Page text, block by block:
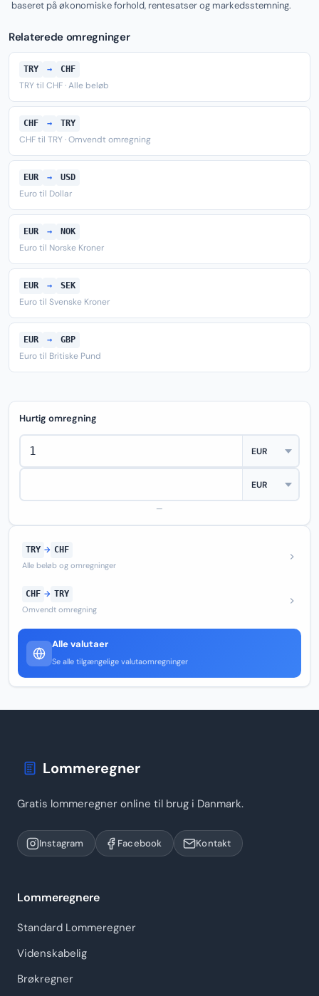
baseret på økonomiske forhold, rentesatser og markedsstemning.
Relaterede omregninger
TRY → CHF
TRY til CHF · Alle beløb
CHF → TRY
CHF til TRY · Omvendt omregning
EUR → USD
Euro til Dollar
EUR → NOK
Euro til Norske Kroner
EUR → SEK
Euro til Svenske Kroner
EUR → GBP
Euro til Britiske Pund
Hurtig omregning
—
TRY → CHF
Alle beløb og omregninger
CHF → TRY
Omvendt omregning
Alle valutaer
Se alle tilgængelige valutaomregninger
Lommeregner
Gratis lommeregner online til brug i Danmark.
Instagram Facebook Kontakt
Lommeregnere
Standard Lommeregner
Videnskabelig
Brøkregner